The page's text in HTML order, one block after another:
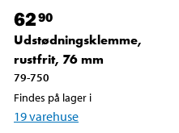
6290
Udstødningsklemme,
rustfrit, 76 mm
79-750
Findes på lager i
19varehuse